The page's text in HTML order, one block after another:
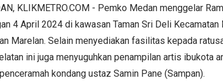
KLIKMETRO.COM - Pemko Medan menggelar
4 April 2024 di kawasan Taman Sri Deli
Marelan. Selain menyediakan fasilitas kepada
ini juga menyuguhkan penampilan artis ibukota
kondang ustaz Samin Pane (Sampan).